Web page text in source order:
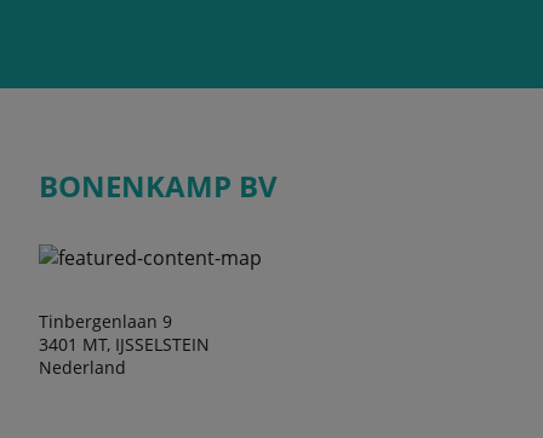
BONENKAMP BV
Tinbergenlaan 9
3401 MT, IJSSELSTEIN
Nederland